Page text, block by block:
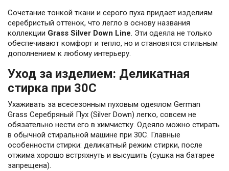
Сочетание тонкой ткани и серого пуха придает изделиям
серебристый оттенок, что легло в основу названия
коллекции Grass Silver Down Line. Эти одеяла не только
обеспечивают комфорт и тепло, но и становятся стильным
дополнением к любому интерьеру.
Уход за изделием: Деликатная
стирка при 30С
Ухаживать за всесезонным пуховым одеялом German
Grass Серебряный Пух (Silver Down) легко, совсем не
обязательно нести его в химчистку. Одеяло можно стирать
в обычной стиральной машине при 30С. Главные
особенности стирки: деликатный режим стирки, после
отжима хорошо встряхнуть и высушить (сушка на батарее
запрещена).